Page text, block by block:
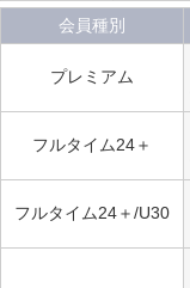
会員種別
プレミアム
フルタイム24＋
フルタイム24＋/U30